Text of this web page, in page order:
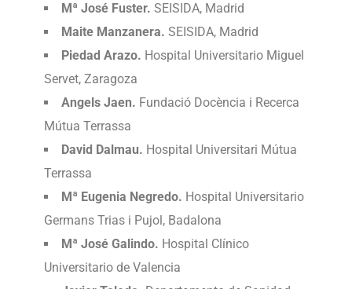
Mª José Fuster. SEISIDA, Madrid
Maite Manzanera. SEISIDA, Madrid
Piedad Arazo. Hospital Universitario Miguel
Servet, Zaragoza
Angels Jaen. Fundació Docència i Recerca
Mútua Terrassa
David Dalmau. Hospital Universitari Mútua
Terrassa
Mª Eugenia Negredo. Hospital Universitario
Germans Trias i Pujol, Badalona
Mª José Galindo. Hospital Clínico
Universitario de Valencia